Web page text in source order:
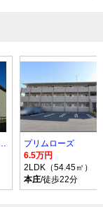
ド コンフォルト I
プリムローズ
6.5万円
2LDK（54.45㎡）
本庄/徒歩22分